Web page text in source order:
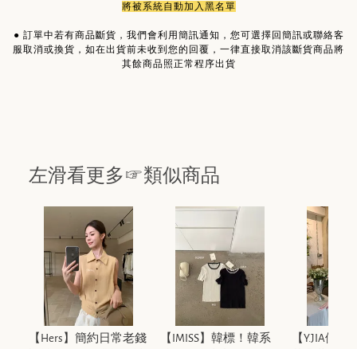
將被系統自動加入黑名單
● 訂單中若有商品斷貨，我們會利用簡訊通知，您可選擇回簡訊或聯絡客
服取消或換貨，如在出貨前未收到您的回覆，一律直接取消該斷貨商品將
其餘商品照正常程序出貨
左滑看更多☞類似商品
【Hers】簡約日常老錢
【IMISS】韓標！韓系
【Y.JIA伊